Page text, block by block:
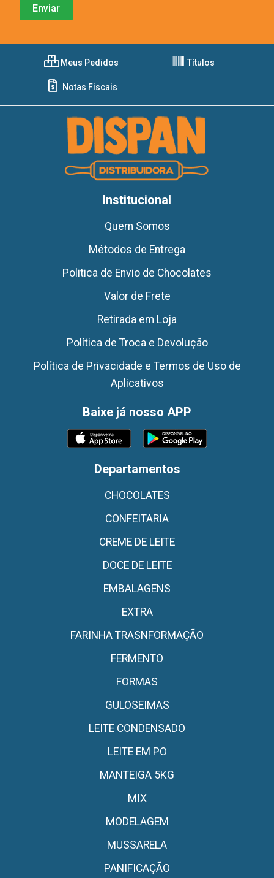
Meus Pedidos Títulos
Notas Fiscais
Institucional
Quem Somos
Métodos de Entrega
Politica de Envio de Chocolates
Valor de Frete
Retirada em Loja
Política de Troca e Devolução
Política de Privacidade e Termos de Uso de
Aplicativos
Baixe já nosso APP
Departamentos
CHOCOLATES
CONFEITARIA
CREME DE LEITE
DOCE DE LEITE
EMBALAGENS
EXTRA
FARINHA TRASNFORMAÇÃO
FERMENTO
FORMAS
GULOSEIMAS
LEITE CONDENSADO
LEITE EM PO
MANTEIGA 5KG
MIX
MODELAGEM
MUSSARELA
PANIFICAÇÃO